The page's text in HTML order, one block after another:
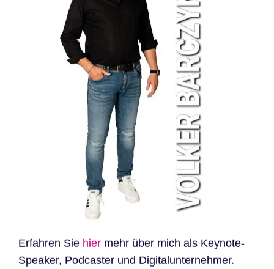
Erfahren Sie hiermehr über mich als Keynote-
Speaker, Podcaster und Digitalunternehmer.